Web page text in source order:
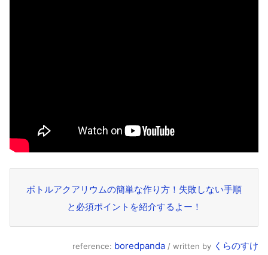
ボトルアクアリウムの簡単な作り方！失敗しない手順
と必須ポイントを紹介するよー！
reference: boredpanda / written by くらのすけ